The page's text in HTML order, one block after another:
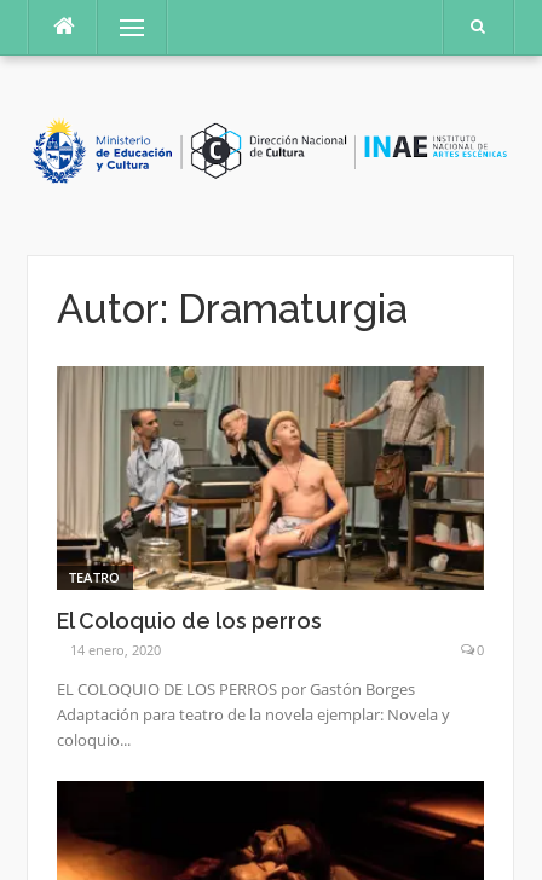
contenido
Menú
Autor: Dramaturgia
TEATRO
El Coloquio de los perros
14 enero, 2020 0
EL COLOQUIO DE LOS PERROS por Gastón Borges
Adaptación para teatro de la novela ejemplar: Novela y
coloquio...